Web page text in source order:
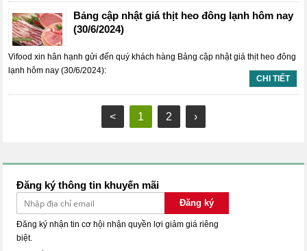
Bảng cập nhật giá thịt heo đông lạnh hôm nay
(30/6/2024)
Vifood xin hân hạnh gửi đến quý khách hàng Bảng cập nhật giá thịt heo đông
lạnh hôm nay (30/6/2024):
CHI TIẾT
< 1 2 ›
Đăng ký thông tin khuyến mãi
Đăng ký
Đăng ký nhận tin cơ hội nhận quyền lợi giảm giá riêng
biệt.